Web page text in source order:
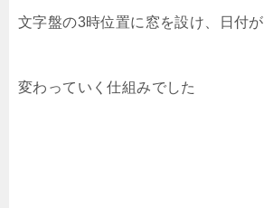
文字盤の3時位置に窓を設け、日付が
変わっていく仕組みでした